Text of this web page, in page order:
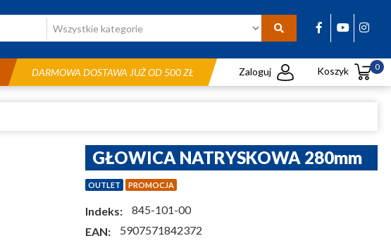
DARMOWA DOSTAWA JUŻ OD 500 ZŁ Zaloguj Koszyk 0
GŁOWICA NATRYSKOWA 280mm
OUTLET PROMOCJA
Indeks:
845-101-00
EAN:
5907571842372